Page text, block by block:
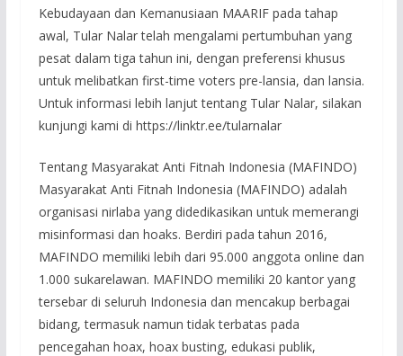
Kebudayaan dan Kemanusiaan MAARIF pada tahap
awal, Tular Nalar telah mengalami pertumbuhan yang
pesat dalam tiga tahun ini, dengan preferensi khusus
untuk melibatkan first-time voters pre-lansia, dan lansia.
Untuk informasi lebih lanjut tentang Tular Nalar, silakan
kunjungi kami di https://linktr.ee/tularnalar
Tentang Masyarakat Anti Fitnah Indonesia (MAFINDO)
Masyarakat Anti Fitnah Indonesia (MAFINDO) adalah
organisasi nirlaba yang didedikasikan untuk memerangi
misinformasi dan hoaks. Berdiri pada tahun 2016,
MAFINDO memiliki lebih dari 95.000 anggota online dan
1.000 sukarelawan. MAFINDO memiliki 20 kantor yang
tersebar di seluruh Indonesia dan mencakup berbagai
bidang, termasuk namun tidak terbatas pada
pencegahan hoax, hoax busting, edukasi publik,